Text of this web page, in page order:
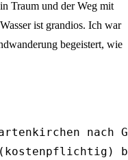
Traum und der Weg mit
ist grandios. Ich war
begeistert, wie